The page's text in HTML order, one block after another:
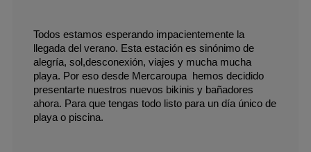
Todos estamos esperando impacientemente la
llegada del verano. Esta estación es sinónimo de
alegría, sol,desconexión, viajes y mucha mucha
playa. Por eso desde Mercaroupa  hemos decidido
presentarte nuestros nuevos bikinis y bañadores
ahora. Para que tengas todo listo para un día único de
playa o piscina.